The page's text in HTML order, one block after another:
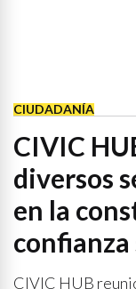
CIUDADANÍA
CIVIC
diversos
en la
confianza
CIVIC HUB